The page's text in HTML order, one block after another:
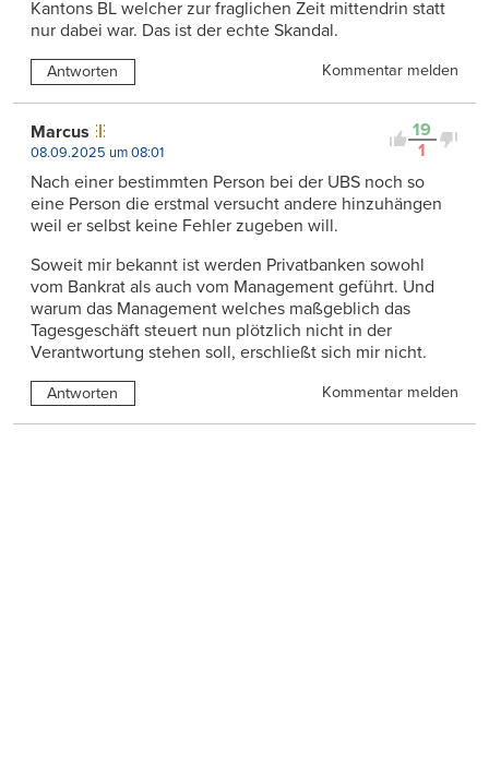
Kantons BL welcher zur fraglichen Zeit mittendrin statt
nur dabei war. Das ist der echte Skandal.
Antworten Kommentar melden
19
1
Marcus
08.09.2025 um 08:01
Nach einer bestimmten Person bei der UBS noch so
eine Person die erstmal versucht andere hinzuhängen
weil er selbst keine Fehler zugeben will.
Soweit mir bekannt ist werden Privatbanken sowohl
vom Bankrat als auch vom Management geführt. Und
warum das Management welches maßgeblich das
Tagesgeschäft steuert nun plötzlich nicht in der
Verantwortung stehen soll, erschließt sich mir nicht.
Antworten Kommentar melden